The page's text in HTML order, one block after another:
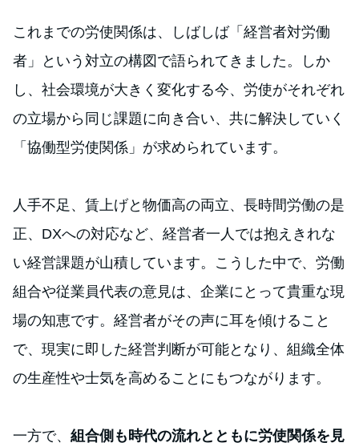
これまでの労使関係は、しばしば「経営者対労働
者」という対立の構図で語られてきました。しか
し、社会環境が大きく変化する今、労使がそれぞれ
の立場から同じ課題に向き合い、共に解決していく
「協働型労使関係」が求められています。
人手不足、賃上げと物価高の両立、長時間労働の是
正、DXへの対応など、経営者一人では抱えきれな
い経営課題が山積しています。こうした中で、労働
組合や従業員代表の意見は、企業にとって貴重な現
場の知恵です。経営者がその声に耳を傾けること
で、現実に即した経営判断が可能となり、組織全体
の生産性や士気を高めることにもつながります。
一方で、 組合側も時代の流れとともに労使関係を見